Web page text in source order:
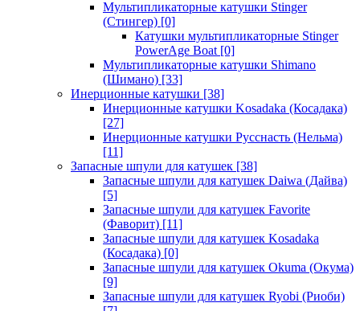
Мультипликаторные катушки Stinger
(Стингер) [0]
Катушки мультипликаторные Stinger
PowerAge Boat [0]
Мультипликаторные катушки Shimano
(Шимано) [33]
Инерционные катушки [38]
Инерционные катушки Kosadaka (Косадака)
[27]
Инерционные катушки Русснасть (Нельма)
[11]
Запасные шпули для катушек [38]
Запасные шпули для катушек Daiwa (Дайва)
[5]
Запасные шпули для катушек Favorite
(Фаворит) [11]
Запасные шпули для катушек Kosadaka
(Косадака) [0]
Запасные шпули для катушек Okuma (Окума)
[9]
Запасные шпули для катушек Ryobi (Риоби)